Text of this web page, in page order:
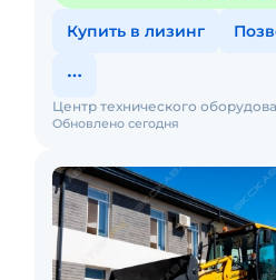
Купить в лизинг
Обновлено сегодня
Центр технического